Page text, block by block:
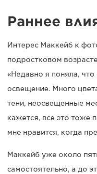
Раннее
Интерес Маккейб к
подростковом
«Недавно я поняла, что
освещение. Много
тени, неосвещенные
кажется, все это тоже
мне нравится, когда
Маккейб уже около
самостоятельно, а до